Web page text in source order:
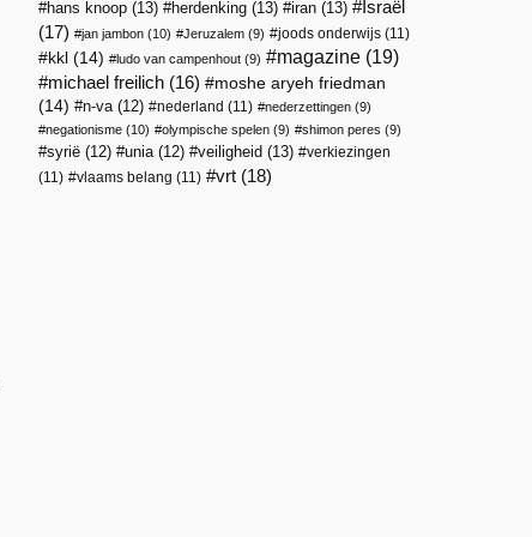
hans knoop (13) herdenking (13) iran (13)
Israël
(17)
jan jambon (10) Jeruzalem (9) joods onderwijs (11)
kkl (14) ludo van campenhout (9) magazine (19)
michael freilich (16)
moshe aryeh friedman
(14)
n-va(12) nederland (11) nederzettingen (9)
negationisme (10) olympische spelen (9) shimon peres (9)
syrië (12) unia(12) veiligheid (13)
verkiezingen
(11)
vlaams belang (11) vrt (18)